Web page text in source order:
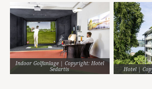
Indoor Golfanlage | Copyright: Hotel
Sedartis
Hotel |